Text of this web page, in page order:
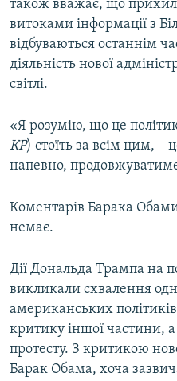
також вважає, що
витоками інформації з
відбуваються останнім
діяльність нової
світлі.
«Я розумію, що це
КР) стоїть за всім цим, –
напевно,
Коментарів Барака
немає.
Дії Дональда Трампа на
викликали схвалення
американських
критику іншої частини, а
протесту. З критикою
Барак Обама, хоча